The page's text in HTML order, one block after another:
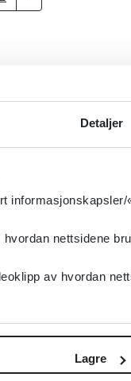
Detaljer
nettsidene
av hvordan
Lagre